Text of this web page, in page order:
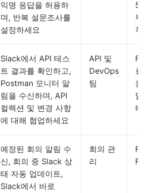
익명 응답을 허용하
며, 반복 설문조사를
설정하세요
59
부
작
Slack에서 API 테스
트 결과를 확인하고,
Postman 모니터 알
림을 수신하며, API
컬렉션 및 변경 사항
에 대해 협업하세요
API 및
DevOps
팀
료
은
달
터
예정된 회의 알림 수
신, 회의 중 Slack 상
태 자동 업데이트,
Slack에서 바로
회의 관
리